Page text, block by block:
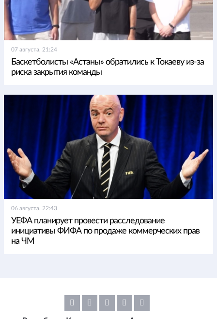
07 августа, 21:24
Баскетболисты «Астаны» обратились к Токаеву из-за
риска закрытия команды
06 августа, 22:43
УЕФА планирует провести расследование
инициативы ФИФА по продаже коммерческих прав
на ЧМ